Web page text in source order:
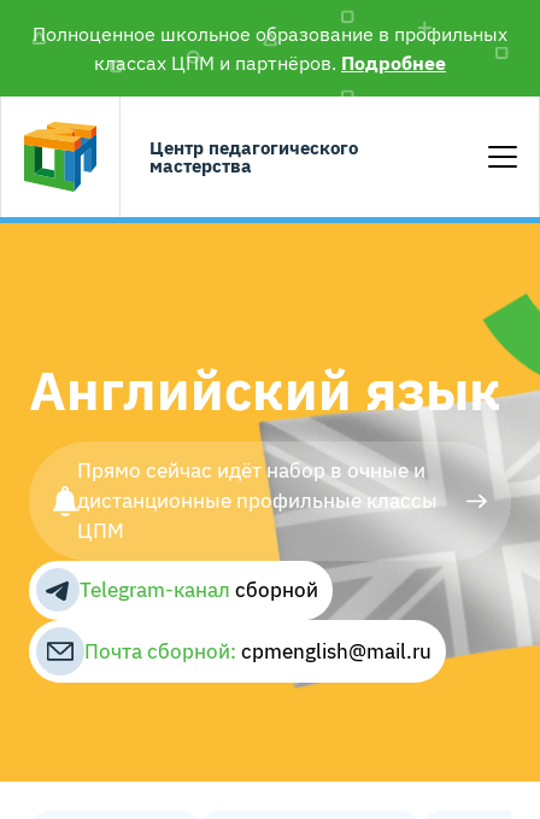
Полноценное школьное образование в профильных
классах ЦПМ и партнёров. Подробнее
Центр педагогического
мастерства
Английский язык
Прямо сейчас идёт набор в очные и
дистанционные профильные классы
ЦПМ
Telegram-канал cборной
Почта сборной: cpmenglish@mail.ru